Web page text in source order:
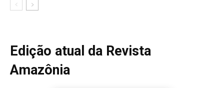
Edição atual da Revista
Amazônia